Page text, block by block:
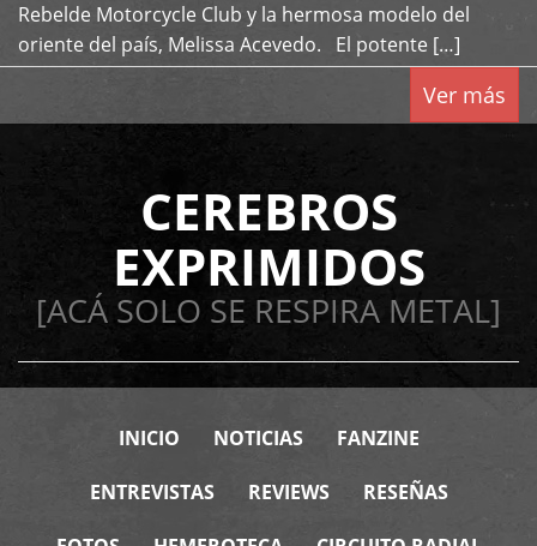
Rebelde Motorcycle Club y la hermosa modelo del
oriente del país, Melissa Acevedo. El potente […]
Ver más
CEREBROS
EXPRIMIDOS
[ACÁ SOLO SE RESPIRA METAL]
INICIO NOTICIAS FANZINE
ENTREVISTAS REVIEWS RESEÑAS